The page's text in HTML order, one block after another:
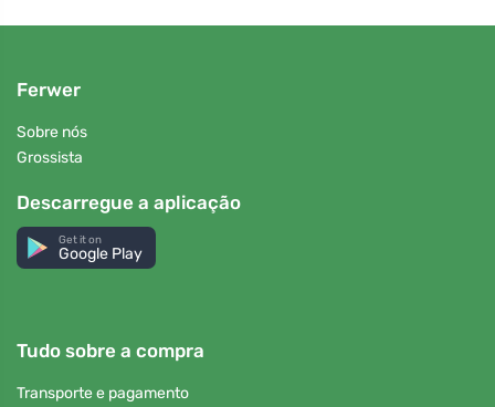
Ferwer
Sobre nós
Grossista
Descarregue a aplicação
Get it on
Google Play
Tudo sobre a compra
Transporte e pagamento